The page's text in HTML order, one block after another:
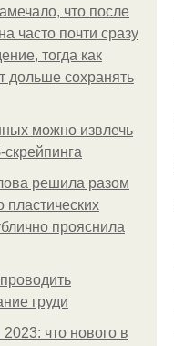
что после
часто почти сразу
тогда как
дольше сохранять
можно извлечь
решила разом
пластических
прояснила
груди
что нового в